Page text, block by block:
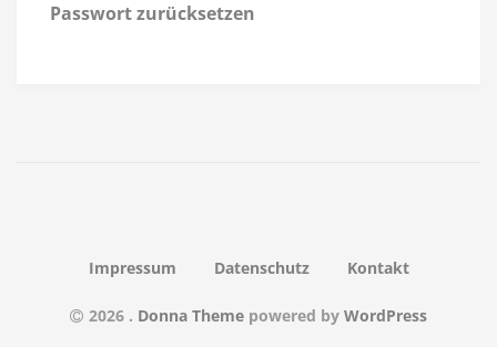
Passwort zurücksetzen
Impressum Datenschutz Kontakt
2026 . Donna Theme powered by WordPress